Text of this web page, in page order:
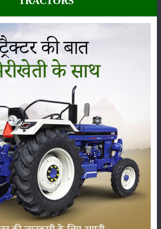
की पात्रता
वाला आवेदक बिहार का स्थायी निवासी होना चाहिए।
के अंतर्गत केवल वो ही इस योजना का लाभ उठा सकते
पर निर्भर है।
का लाभ उठाने की लिए आवेदक के पास मनरेगा योजना का
है।
करने वाले पशुपालक इस योजना में आवेदन
के लिए आवश्यक दस्तावेज
में कैसे आवेदन करें ?